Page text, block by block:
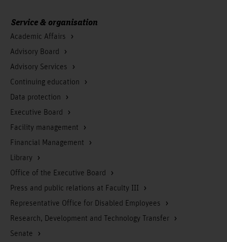
Service & organisation
Academic Affairs
Advisory Board
Advisory Services
Continuing education
Data protection
Executive Board
Facility management
Financial Management
Library
Office of the Executive Board
Press and public relations at Faculty III
Representative Office for Disabled Employees
Research, Development and Technology Transfer
Senate